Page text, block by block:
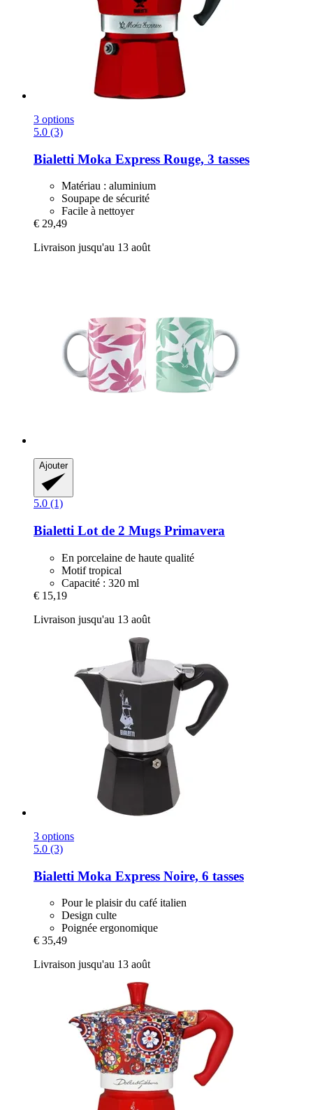
3 options
5.0 (3)
Bialetti Moka Express Rouge, 3 tasses
Matériau : aluminium
Soupape de sécurité
Facile à nettoyer
€ 29,49
Livraison jusqu'au 13 août
Ajouter
5.0 (1)
Bialetti Lot de 2 Mugs Primavera
En porcelaine de haute qualité
Motif tropical
Capacité : 320 ml
€ 15,19
Livraison jusqu'au 13 août
3 options
5.0 (3)
Bialetti Moka Express Noire, 6 tasses
Pour le plaisir du café italien
Design culte
Poignée ergonomique
€ 35,49
Livraison jusqu'au 13 août